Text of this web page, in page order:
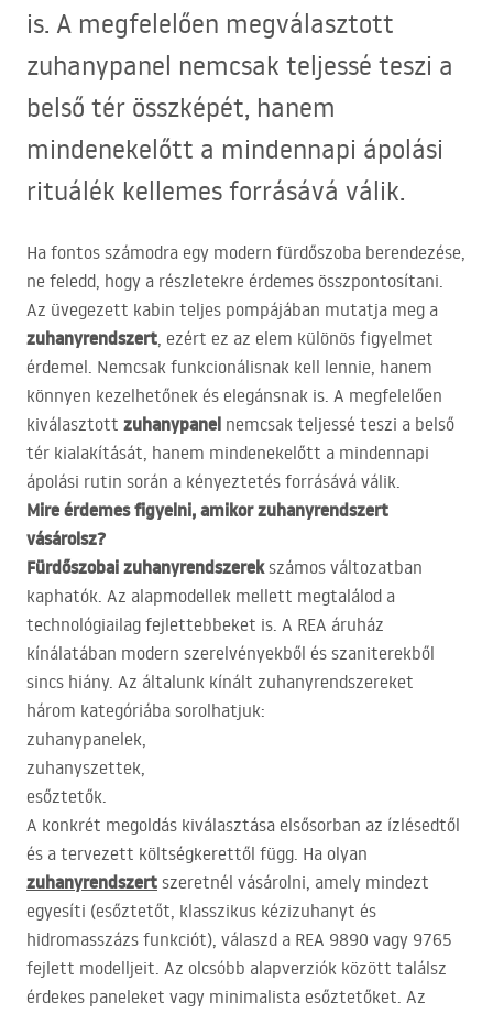
is. A megfelelően megválasztott
zuhanypanel nemcsak teljessé teszi a
belső tér összképét, hanem
mindenekelőtt a mindennapi ápolási
rituálék kellemes forrásává válik.
Ha fontos számodra egy modern fürdőszoba berendezése,
ne feledd, hogy a részletekre érdemes összpontosítani.
Az üvegezett kabin teljes pompájában mutatja meg a
zuhanyrendszert, ezért ez az elem különös figyelmet
érdemel. Nemcsak funkcionálisnak kell lennie, hanem
könnyen kezelhetőnek és elegánsnak is. A megfelelően
kiválasztott zuhanypanel nemcsak teljessé teszi a belső
tér kialakítását, hanem mindenekelőtt a mindennapi
ápolási rutin során a kényeztetés forrásává válik.
Mire érdemes figyelni, amikor zuhanyrendszert
vásárolsz?
Fürdőszobai zuhanyrendszerekszámos változatban
kaphatók. Az alapmodellek mellett megtalálod a
technológiailag fejlettebbeket is. A REA áruház
kínálatában modern szerelvényekből és szaniterekből
sincs hiány. Az általunk kínált zuhanyrendszereket
három kategóriába sorolhatjuk:
zuhanypanelek,
zuhanyszettek,
esőztetők.
A konkrét megoldás kiválasztása elsősorban az ízlésedtől
és a tervezett költségkerettől függ. Ha olyan
zuhanyrendszert szeretnél vásárolni, amely mindezt
egyesíti (esőztetőt, klasszikus kézizuhanyt és
hidromasszázs funkciót), válaszd a REA 9890 vagy 9765
fejlett modelljeit. Az olcsóbb alapverziók között találsz
érdekes paneleket vagy minimalista esőztetőket. Az